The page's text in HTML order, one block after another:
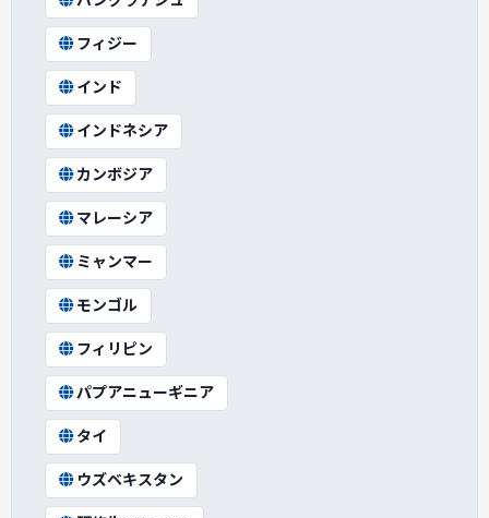
フィジー
インド
インドネシア
カンボジア
マレーシア
ミャンマー
モンゴル
フィリピン
パプアニューギニア
タイ
ウズベキスタン